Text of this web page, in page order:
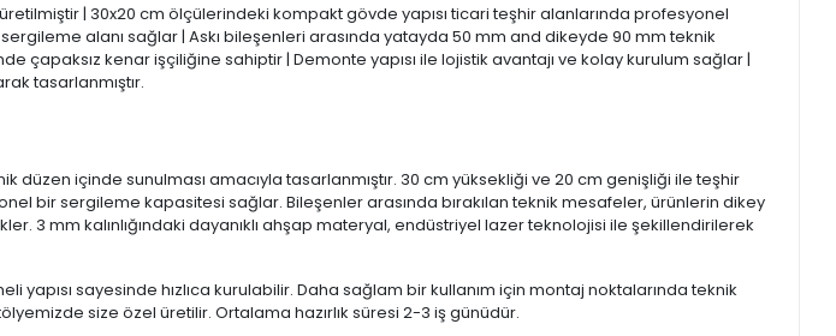
| 30x20 cm ölçülerindeki kompakt gövde yapısı ticari teşhir alanlarında profesyonel
alanı sağlar | Askı bileşenleri arasında yatayda 50 mm and dikeyde 90 mm teknik
çapaksız kenar işçiliğine sahiptir | Demonte yapısı ile lojistik avantajı ve kolay kurulum sağlar |
tasarlanmıştır.
düzen içinde sunulması amacıyla tasarlanmıştır. 30 cm yüksekliği ve 20 cm genişliği ile teşhir
bir sergileme kapasitesi sağlar. Bileşenler arasında bırakılan teknik mesafeler, ürünlerin dikey
mm kalınlığındaki dayanıklı ahşap materyal, endüstriyel lazer teknolojisi ile şekillendirilerek
sayesinde hızlıca kurulabilir. Daha sağlam bir kullanım için montaj noktalarında teknik
size özel üretilir. Ortalama hazırlık süresi 2-3 iş günüdür.